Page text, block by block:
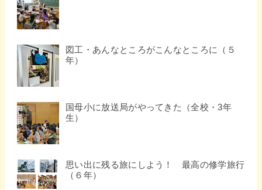
図工・あんなところがこんなところに（５
年）
国母小に放送局がやってきた（全校・3年
生）
思い出に残る旅にしよう！ 最高の修学旅行
（６年）